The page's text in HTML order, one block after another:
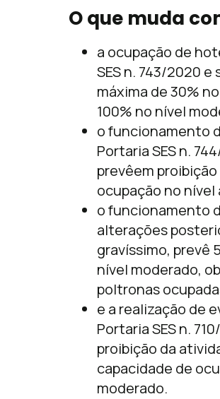
O que muda
a ocupação de
SES n. 743/2020
máxima de 30%
100% no nível
o funcionamento
Portaria SES n.
prevêem
ocupação no
o funcionamento
alterações
gravíssimo, prevê
nível moderado,
poltronas
e a realização de
Portaria SES n.
proibição da
capacidade de
moderado.